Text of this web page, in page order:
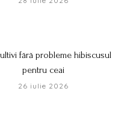
fără probleme hibiscusul
pentru ceai
26 iulie 2026